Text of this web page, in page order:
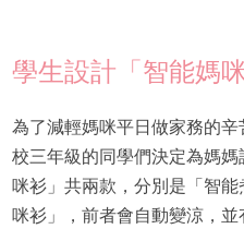
學生設計「智能媽
為了減輕媽咪平日做家務的
校三年級的同學們決定為媽
咪衫」共兩款，分別是「智
咪衫」，前者會自動變涼，